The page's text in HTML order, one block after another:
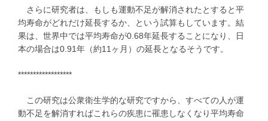
さらに研究者は、もしも運動不足が解消されたとすると平
均寿命がどれだけ延長するか、という試算もしています。結
果は、世界中では平均寿命が0.68年延長することになり、日
本の場合は0.91年（約11ヶ月）の延長となるそうです。
******************
この研究は公衆衛生学的な研究ですから、すべての人が運
動不足を解消すればこれらの疾患に罹患しなくなり平均寿命